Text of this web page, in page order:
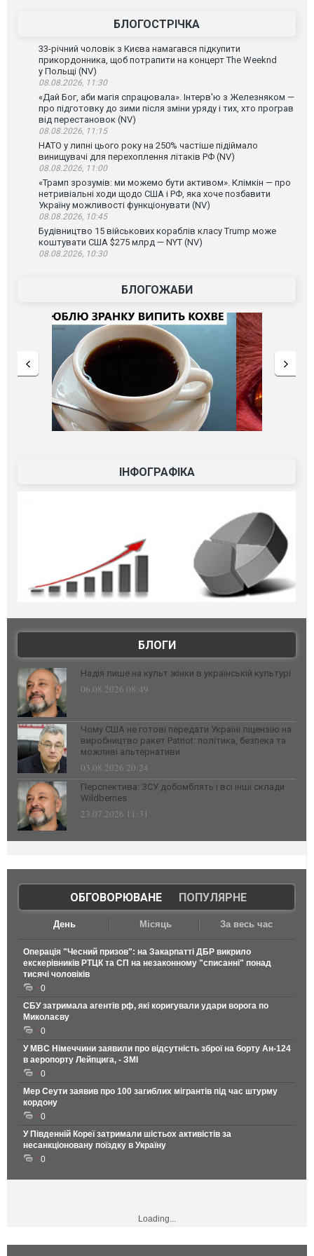
БЛОГОСТРІЧКА
33-річний чоловік з Києва намагався підкупити
прикордонника, щоб потрапити на концерт The Weeknd
у Польщі (NV)
08.08.2026, 11:30
«Дай Бог, аби магія спрацювала». Інтерв'ю з Железняком —
про підготовку до зими після зміни уряду і тих, хто програв
від перестановок (NV)
08.08.2026, 11:15
НАТО у липні цього року на 250% частіше підіймало
винищувачі для перехоплення літаків РФ (NV)
08.08.2026, 11:00
«Трамп зрозумів: ми можемо бути активом». Клімкін — про
нетривіальні ходи щодо США і РФ, яка хоче позбавити
Україну можливості функціонувати (NV)
08.08.2026, 10:45
Будівництво 15 військових кораблів класу Trump може
коштувати США $275 млрд — NYT (NV)
08.08.2026, 10:30
БЛОГОЖАБИ
ІНФОГРАФІКА
БЛОГИ
Надія лише на культ жінки в українській культурі
06.08.2026 08:49
Чому США не готові передати Україні ліцензію на
виробництво ракет Patriot: політика, безпека та
можливі альтернативи
03.08.2026 20:24
Перспектива: ЗСУ добомблять і всі інші склади
Wildberries
23.07.2026 11:31
ОБГОВОРЮВАНЕ| ПОПУЛЯРНЕ
День Місяць За весь час
Операція "Чесний призов": на Закарпатті ДБР викрило
екскерівників РТЦК та СП на незаконному "списанні" понад
тисячі чоловіків
0
СБУ затримала агентів рф, які коригували удари ворога по
Миколаєву
0
У МВС Німеччини заявили про відсутність зброї на борту Ан-124
в аеропорту Лейпцига, - ЗМІ
0
Мер Сеути заявив про 100 загиблих мігрантів під час штурму
кордону
0
У Південній Кореї затримали шістьох активістів за
несанкціоновану поїздку в Україну
0
Loading...